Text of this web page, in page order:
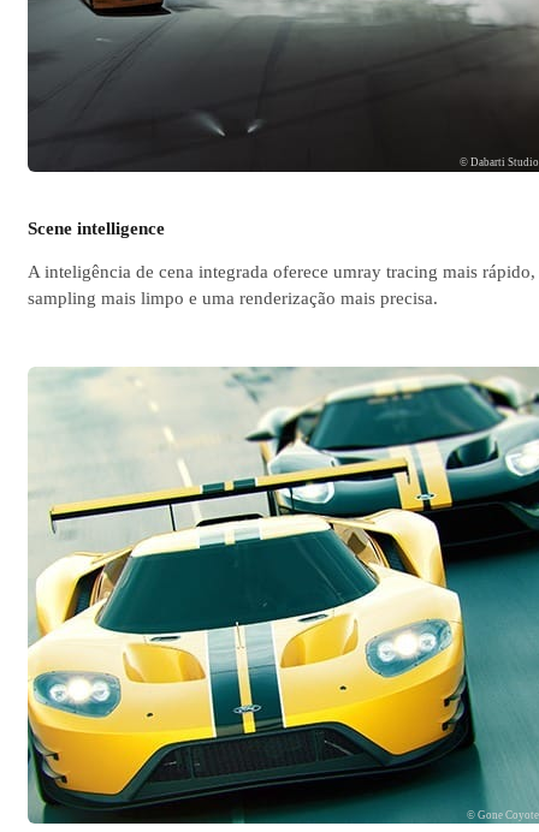
© Dabarti Studio
Scene intelligence
A inteligência de cena integrada oferece umray tracing mais rápido,
sampling mais limpo e uma renderização mais precisa.
© Gone Coyote